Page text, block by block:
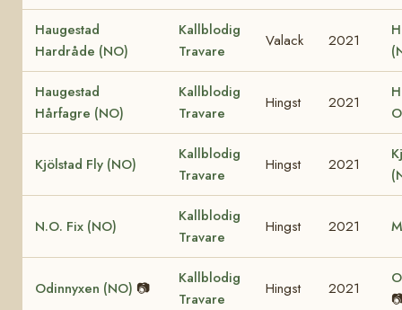
Haugestad
Hardråde (NO)
Kallblodig
Travare
Valack 2021
Haugestad
Hårfagre (NO)
Kallblodig
Travare
Hingst 2021
Kjölstad Fly (NO)
Kallblodig
Travare
Hingst 2021
N.O. Fix (NO)
Kallblodig
Travare
Hingst 2021
Odinnyxen (NO) 📷
Kallblodig
Travare
Hingst 2021